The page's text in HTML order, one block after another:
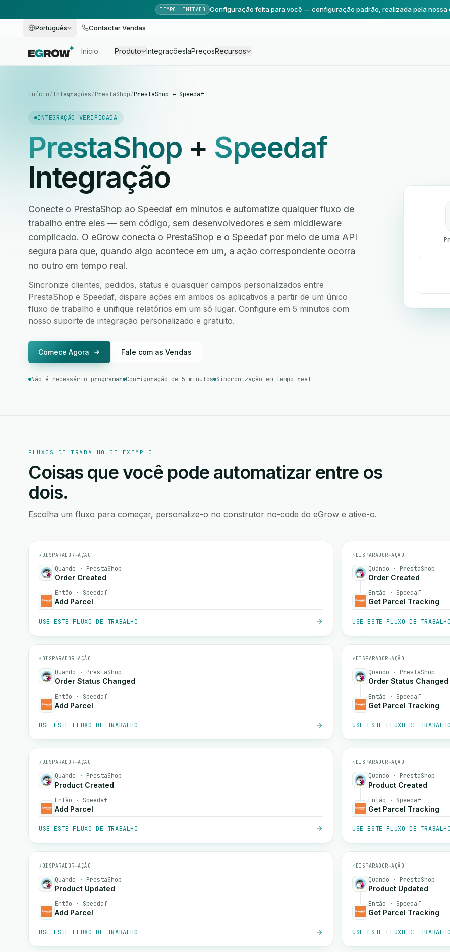
TEMPO LIMITADO Configuração feita para você — configuração padrão, realizada pela nossa
Português Contactar Vendas
Início Produto IntegraçõesIaPreçosRecursos
Início/Integrações/PrestaShop/PrestaShop + Speedaf
INTEGRAÇÃO VERIFICADA
PrestaShop + Speedaf
Integração
Conecte o PrestaShop ao Speedaf em minutos e automatize qualquer fluxo de
trabalho entre eles — sem código, sem desenvolvedores e sem middleware
complicado. O eGrow conecta o PrestaShop e o Speedaf por meio de uma API
segura para que, quando algo acontece em um, a ação correspondente ocorra
no outro em tempo real.
Sincronize clientes, pedidos, status e quaisquer campos personalizados entre
PrestaShop e Speedaf, dispare ações em ambos os aplicativos a partir de um único
fluxo de trabalho e unifique relatórios em um só lugar. Configure em 5 minutos com
nosso suporte de integração personalizado e gratuito.
Comece Agora Fale com as Vendas
Não é necessário programar Configuração de 5 minutos Sincronização em tempo real
FLUXOS DE TRABALHO DE EXEMPLO
Coisas que você pode automatizar entre os
dois.
Escolha um fluxo para começar, personalize-o no construtor no-code do eGrow e ative-o.
⚡ DISPARADOR→AÇÃO
Quando · PrestaShop
Order Created
Então · Speedaf
Add Parcel
USE ESTE FLUXO DE TRABALHO
⚡ DISPARADOR→AÇÃO
Quando · PrestaShop
Order Created
Então · Speedaf
Get Parcel Tracking
USE ESTE FLUXO DE
⚡ DISPARADOR→AÇÃO
Quando · PrestaShop
Order Status Changed
Então · Speedaf
Add Parcel
USE ESTE FLUXO DE TRABALHO
⚡ DISPARADOR→AÇÃO
Quando · PrestaShop
Order Status Changed
Então · Speedaf
Get Parcel Tracking
USE ESTE FLUXO DE
⚡ DISPARADOR→AÇÃO
Quando · PrestaShop
Product Created
Então · Speedaf
Add Parcel
USE ESTE FLUXO DE TRABALHO
⚡ DISPARADOR→AÇÃO
Quando · PrestaShop
Product Created
Então · Speedaf
Get Parcel Tracking
USE ESTE FLUXO DE
⚡ DISPARADOR→AÇÃO
Quando · PrestaShop
Product Updated
Então · Speedaf
Add Parcel
USE ESTE FLUXO DE TRABALHO
⚡ DISPARADOR→AÇÃO
Quando · PrestaShop
Product Updated
Então · Speedaf
Get Parcel Tracking
USE ESTE FLUXO DE